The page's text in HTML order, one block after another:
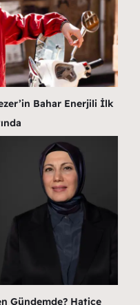
Bahar Enerjili İlk
Gündemde? Hatice